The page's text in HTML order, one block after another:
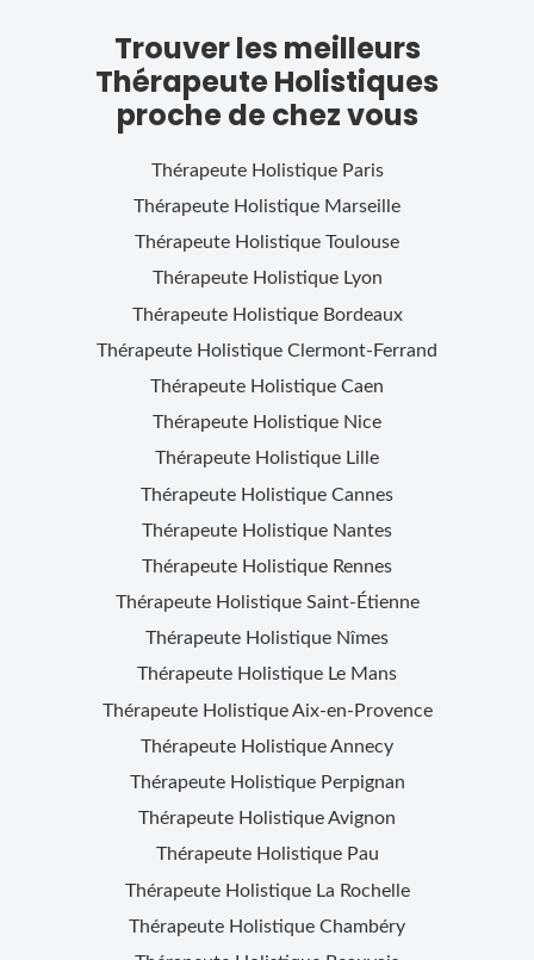
Trouver les meilleurs
Thérapeute Holistiques
proche de chez vous
Thérapeute Holistique Paris
Thérapeute Holistique Marseille
Thérapeute Holistique Toulouse
Thérapeute Holistique Lyon
Thérapeute Holistique Bordeaux
Thérapeute Holistique Clermont-Ferrand
Thérapeute Holistique Caen
Thérapeute Holistique Nice
Thérapeute Holistique Lille
Thérapeute Holistique Cannes
Thérapeute Holistique Nantes
Thérapeute Holistique Rennes
Thérapeute Holistique Saint-Étienne
Thérapeute Holistique Nîmes
Thérapeute Holistique Le Mans
Thérapeute HolistiqueAix-en-Provence
Thérapeute HolistiqueAnnecy
Thérapeute Holistique Perpignan
Thérapeute HolistiqueAvignon
Thérapeute Holistique Pau
Thérapeute Holistique La Rochelle
Thérapeute Holistique Chambéry